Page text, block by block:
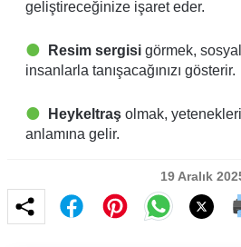
geliştireceğinize işaret eder.
Resim sergisi görmek,
insanlarla tanışacağınızı gösterir.
Heykeltraş olmak,
anlamına gelir.
19 Aralık